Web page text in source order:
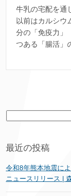
牛乳の宅配を通
以前はカルシウ
分の「免疫力」
つある「腸活」
最近の投稿
令和8年熊本地震に
ニュースリリース |